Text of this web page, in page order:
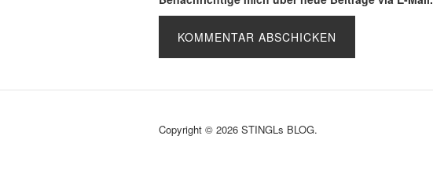
Copyright © 2026 STINGLs BLOG.